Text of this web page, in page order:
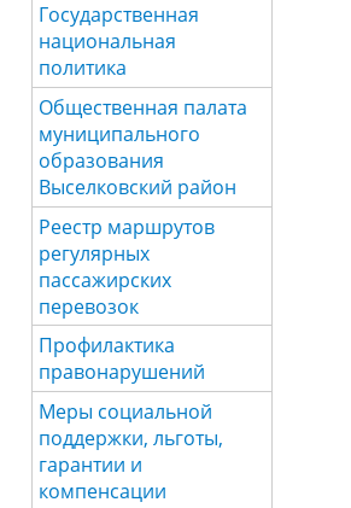
Государственная
национальная
политика
Общественная палата
муниципального
образования
Выселковский район
Реестр маршрутов
регулярных
пассажирских
перевозок
Профилактика
правонарушений
Меры социальной
поддержки, льготы,
гарантии и
компенсации